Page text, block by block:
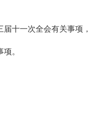
届十一次全会有关事项
。